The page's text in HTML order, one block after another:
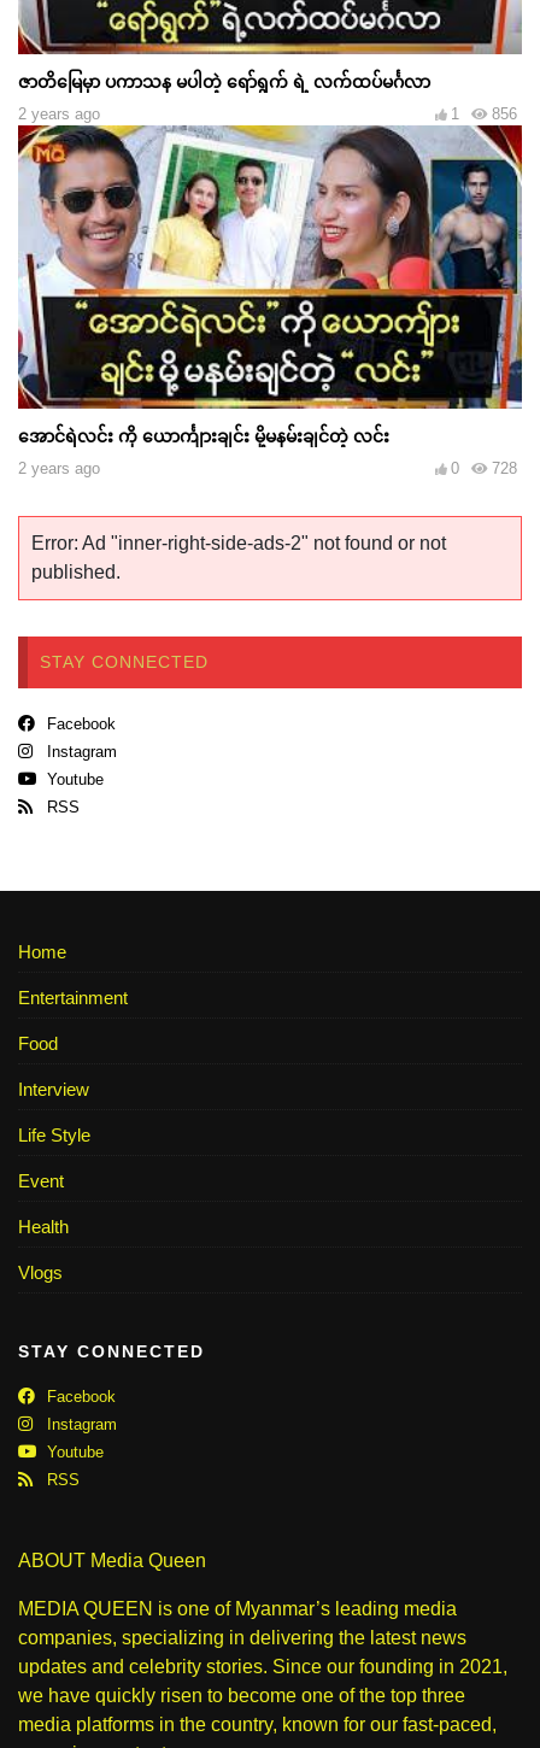
ဇာတိမြေမှာ ပကာသန မပါတဲ့ ရော်ရွက် ရဲ့ လက်ထပ်မင်္ဂလာ
2 years ago 856
1
အောင်ရဲလင်း ကို ယောင်္ကျားချင်း မို့မနမ်းချင်တဲ့ လင်း
2 years ago 728
0
Error: Ad "inner-right-side-ads-2" not found or not
published.
STAY CONNECTED
Facebook
Instagram
Youtube
RSS
Home
Entertainment
Food
Interview
Life Style
Event
Health
Vlogs
STAY CONNECTED
Facebook
Instagram
Youtube
RSS
ABOUT Media Queen
MEDIA QUEEN is one of Myanmar’s leading media
companies, specializing in delivering the latest news
updates and celebrity stories. Since our founding in 2021,
we have quickly risen to become one of the top three
media platforms in the country, known for our fast-paced,